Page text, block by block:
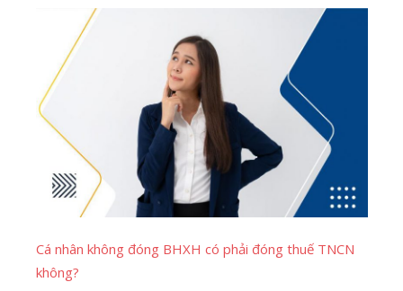
Cá nhân không đóng BHXH có phải đóng thuế TNCN
không?